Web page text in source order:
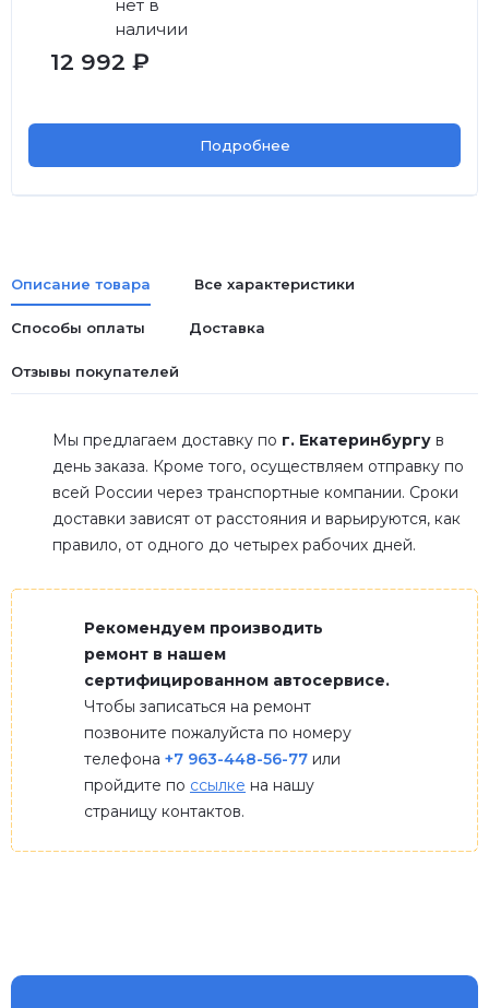
нет в
наличии
12 992 ₽
Подробнее
Описание товара Все характеристики
Способы оплаты Доставка
Отзывы покупателей
Мы предлагаем доставку по г. Екатеринбургу в
день заказа. Кроме того, осуществляем отправку по
всей России через транспортные компании. Сроки
доставки зависят от расстояния и варьируются, как
правило, от одного до четырех рабочих дней.
Рекомендуем производить
ремонт в нашем
сертифицированном автосервисе.
Чтобы записаться на ремонт
позвоните пожалуйста по номеру
телефона +7 963-448-56-77 или
пройдите по ссылке на нашу
страницу контактов.